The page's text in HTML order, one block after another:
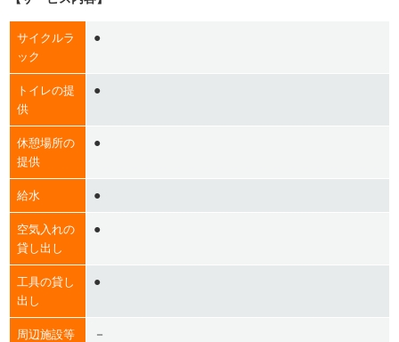
サイクルラ
ック
●
トイレの提
供
●
休憩場所の
提供
●
給水 ●
空気入れの
貸し出し
●
工具の貸し
出し
●
周辺施設等
－